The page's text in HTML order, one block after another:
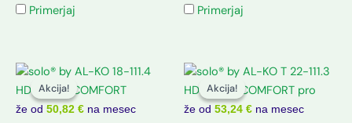
Primerjaj Primerjaj
Akcija!
že od 50,82 € na mesec
Akcija!
Izvirna
je
bila:
Trenutna
3.149,90 €.
Akcija!
že od 53,24 € na mesec
Akcija!
Izvirna
je
bila:
Trenutna
je: